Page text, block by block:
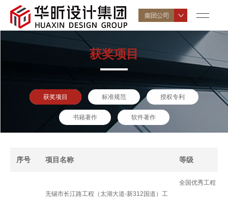
获奖项目
获奖项目 标准规范 授权专利
书籍著作 软件著作
序号 项目名称 等级
无锡市长江路工程（太湖大道-新312国道）工
全国优秀工程